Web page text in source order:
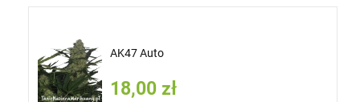
AK47 Auto
18,00 zł